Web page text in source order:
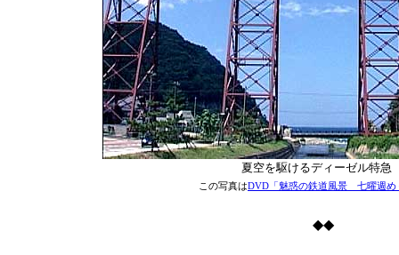
夏空を駆けるディーゼル特急
この写真はDVD「魅惑の鉄道風景 七曜週め
◆◆